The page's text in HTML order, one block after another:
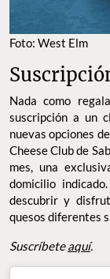
Foto: West Elm
Nada como
suscripción a un
nuevas opciones
Cheese Club de
mes, una
domicilio
descubrir y
quesos diferentes
Suscríbeteaquí.